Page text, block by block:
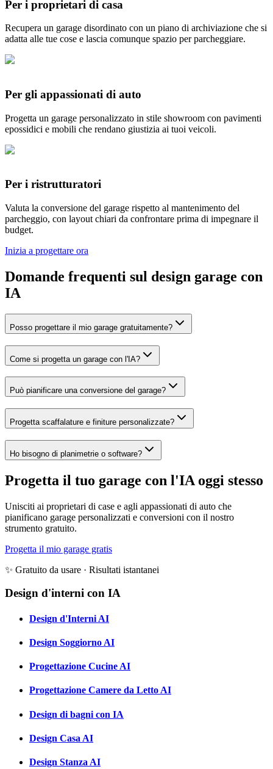
Per i proprietari di casa
Recupera un garage disordinato con un piano di archiviazione che si
adatta alle tue cose e lascia comunque spazio per parcheggiare.
Per gli appassionati di auto
Progetta un garage personalizzato in stile showroom con pavimenti
epossidici e mobili che rendano giustizia ai tuoi veicoli.
Per i ristrutturatori
Valuta la conversione del garage rispetto al mantenimento del
parcheggio, con layout chiari da confrontare prima di impegnare il
budget.
Inizia a progettare ora
Domande frequenti sul design garage con
IA
Posso progettare il mio garage gratuitamente?
Come si progetta un garage con l'IA?
Può pianificare una conversione del garage?
Progetta scaffalature e finiture personalizzate?
Ho bisogno di planimetrie o software?
Progetta il tuo garage con l'IA oggi stesso
Unisciti ai proprietari di case e agli appassionati di auto che
pianificano garage personalizzati e conversioni con il nostro
strumento gratuito.
Progetta il mio garage gratis
✨ Gratuito da usare · Risultati istantanei
Design d'interni con IA
Design d'Interni AI
Design Soggiorno AI
Progettazione Cucine AI
Progettazione Camere da Letto AI
Design di bagni con IA
Design Casa AI
Design Stanza AI